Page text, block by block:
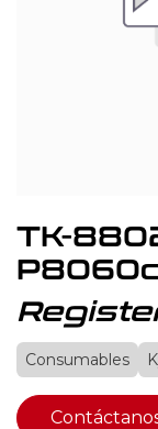
TK-
Consumables